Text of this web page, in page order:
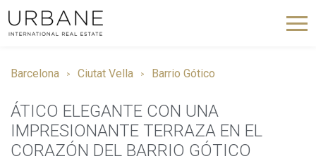
Barcelona Ciutat Vella Barrio Gótico
ÁTICO ELEGANTE CON UNA
IMPRESIONANTE TERRAZA EN EL
CORAZÓN DEL BARRIO GÓTICO